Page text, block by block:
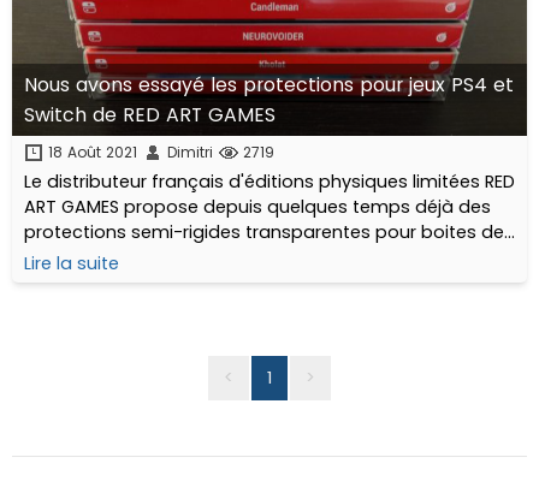
Nous avons essayé les protections pour jeux PS4 et
Switch de RED ART GAMES
18 Août 2021 Dimitri 2719
Le distributeur français d'éditions physiques limitées RED
ART GAMES propose depuis quelques temps déjà des
protections semi-rigides transparentes pour boites de
jeux PS4 et Nintendo Switch... Nous nous sommes dit
qu'il serait intéressant de les tester !
Lire la suite
< 1 >